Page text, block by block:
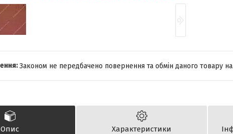
Законом не передбачено повернення та обмін даного товару
Опис Характеристики